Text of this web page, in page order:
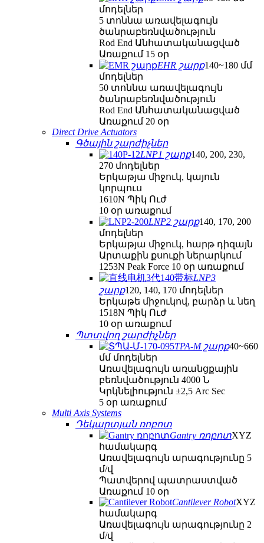
մոդելներ
5 տոննա առավելագույն
ծանրաբեռնվածություն
Rod End Անհատականացված
Առաքում 15 օր
EHR շարք140~180 մմ
մոդելներ
50 տոննա առավելագույն
ծանրաբեռնվածություն
Rod End Անհատականացված
Առաքում 20 օր
Direct Drive Actuators
Գծային շարժիչներ
LNP1 շարք140, 200, 230,
270 մոդելներ
Երկաթյա միջուկ, կայուն
կորպուս
1610N Պիկ Ուժ
10 օր առաքում
LNP2 շարք140, 170, 200
մոդելներ
Երկաթյա միջուկ, հարթ դիզայն
Արտաքին քսուքի ներարկում
1253N Peak Force 10 օր առաքում
LNP3
շարք120, 140, 170 մոդելներ
Երկաթե միջուկով, բարձր և նեղ
1518N Պիկ Ուժ
10 օր առաքում
Պտտվող շարժիչներ
TPA-M շարք40~660
մմ մոդելներ
Առավելագույն առանցքային
բեռնվածություն 4000 Ն
Կրկնելիություն ±2,5 Arc Sec
5 օր առաքում
Multi Axis Systems
Դեկարտյան ռոբոտ
Gantry ռոբոտXYZ
համակարգ
Առավելագույն արագությունը 5
մ/վ
Պատվերով պատրաստված
Առաքում 10 օր
Cantilever RobotXYZ
համակարգ
Առավելագույն արագությունը 2
մ/վ